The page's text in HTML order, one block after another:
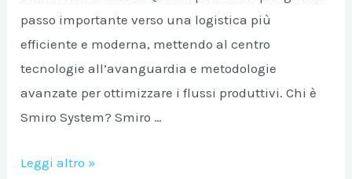
passo importante verso una logistica più
efficiente e moderna, mettendo al centro
tecnologie all’avanguardia e metodologie
avanzate per ottimizzare i flussi produttivi. Chi è
Smiro System? Smiro …
La
Leggi altro »